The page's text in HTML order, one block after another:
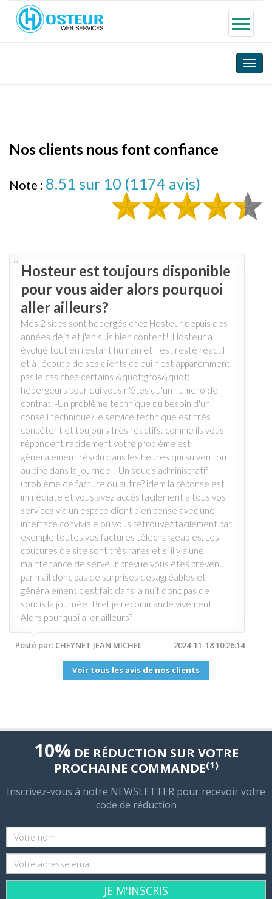
Toggle
Nos clients nous font confiance
Note : 8.51 sur 10 (1174 avis)
Hosteur est toujours disponible
pour vous aider alors pourquoi
aller ailleurs?
Mes 2 sites sont hébergés chez Hosteur depuis des
années déjà et j'en suis bien content! ,Hosteur a
évolué tout en restant humain et il est resté réactif
et à l'écoute de ses clients ce qui n'est apparemment
pas le cas chez certains &quot;gros&quot;
hébergeurs pour qui vous n'êtes qu'un numéro de
contrat. -Un problème technique ou besoin d'un
conseil technique? le service technique est très
conpétent et toujours très réactifs: comme ils vous
répondent rapidement votre problème est
généralement résolu dans les heures qui suivent ou
au pire dans la journée! -Un soucis administratif
(problème de facture ou autre? idem la réponse est
immédiate et vous avez accès facilement à tous vos
services via un espace client bien pensé avec une
interface conviviale où vous retrouvez facilement par
exemple toutes vos factures téléchargeables. Les
coupures de site sont très rares et si il y a une
maintenance de serveur prévue vous êtes prévenu
par mail donc pas de surprises désagréables et
généralement c'est fait dans la nuit donc pas de
soucis la journée! Bref je recommande vivement
Alors pourquoi aller ailleurs?
Posté par: CHEYNET JEAN MICHEL 2024-11-18 10:26:14
Voir tous les avis de nos clients
10% DE RÉDUCTION SUR VOTRE
PROCHAINE COMMANDE(1)
Inscrivez-vous à notre NEWSLETTER pour recevoir votre
code de réduction
JE M'INSCRIS